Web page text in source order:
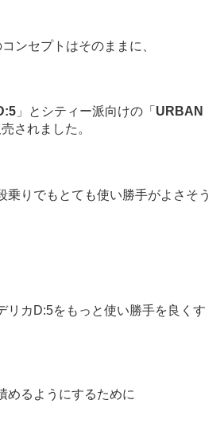
ンセプトはそのままに、
」とシティー派向けの「 URBAN
されました。
乗りでもとても使い勝手がよさそう
リカD:5をもっと使い勝手を良くす
めるようにするために